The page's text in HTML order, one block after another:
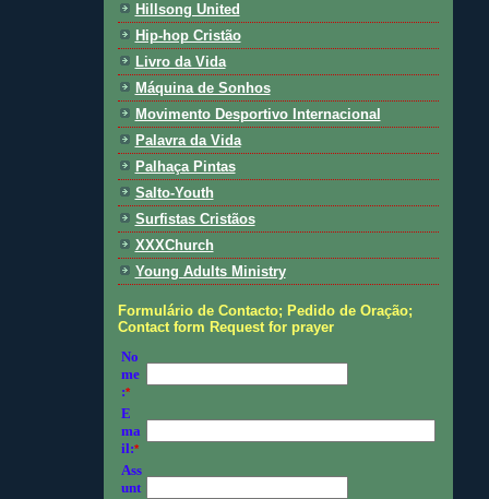
Hillsong United
Hip-hop Cristão
Livro da Vida
Máquina de Sonhos
Movimento Desportivo Internacional
Palavra da Vida
Palhaça Pintas
Salto-Youth
Surfistas Cristãos
XXXChurch
Young Adults Ministry
Formulário de Contacto; Pedido de Oração;
Contact form Request for prayer
No
me
:*
E
ma
il:*
Ass
unt